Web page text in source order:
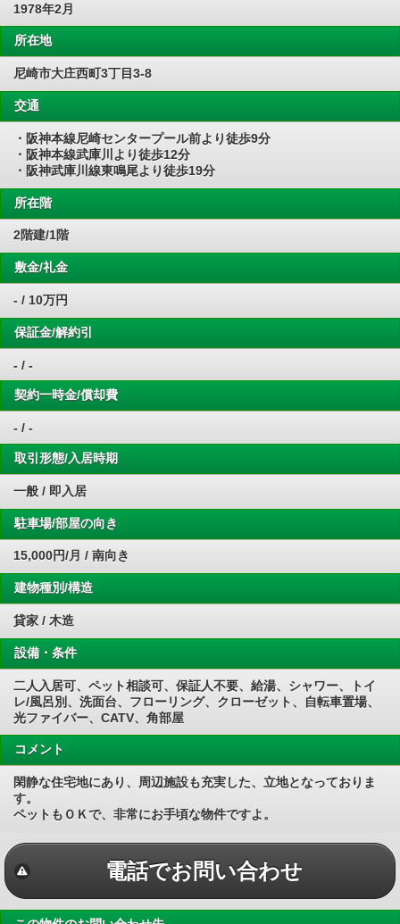
1978年2月
所在地
尼崎市大庄西町3丁目3-8
交通
・阪神本線尼崎センタープール前より徒歩9分
・阪神本線武庫川より徒歩12分
・阪神武庫川線東鳴尾より徒歩19分
所在階
2階建/1階
敷金/礼金
- / 10万円
保証金/解約引
- / -
契約一時金/償却費
- / -
取引形態/入居時期
一般 / 即入居
駐車場/部屋の向き
15,000円/月 / 南向き
建物種別/構造
貸家 / 木造
設備・条件
二人入居可、ペット相談可、保証人不要、給湯、シャワー、トイ
レ/風呂別、洗面台、フローリング、クローゼット、自転車置場、
光ファイバー、CATV、角部屋
コメント
閑静な住宅地にあり、周辺施設も充実した、立地となっておりま
す。
ペットもＯＫで、非常にお手頃な物件ですよ。
電話でお問い合わせ